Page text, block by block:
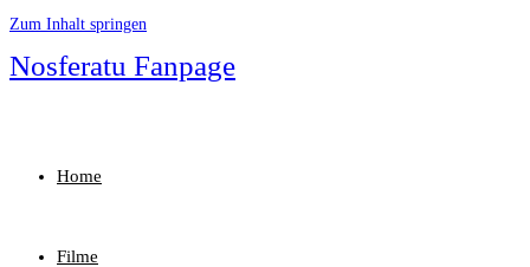
Zum Inhalt springen
Nosferatu Fanpage
Home
Filme